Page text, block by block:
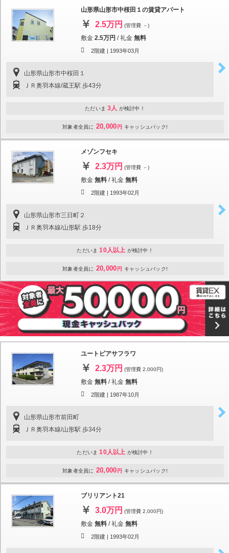
山形県山形市中桜田１の賃貸アパート
2.5万円 (管理費 －)
敷金 2.5万円 /礼金 無料
2階建 | 1993年03月
山形県山形市中桜田１
ＪＲ奥羽本線/蔵王駅 歩43分
ただいま 3人 が検討中！
対象者全員に 20,000 円 キャッシュバック!
メゾンフセキ
2.3万円 (管理費 －)
敷金 無料 /礼金 無料
2階建 | 1993年02月
山形県山形市三日町２
ＪＲ奥羽本線/山形駅 歩18分
ただいま 10人以上 が検討中！
対象者全員に 20,000 円 キャッシュバック!
ユートピアサフラワ
2.3万円 (管理費 2,000円)
敷金 無料 /礼金 無料
2階建 | 1987年10月
山形県山形市前田町
ＪＲ奥羽本線/山形駅 歩34分
ただいま 10人以上 が検討中！
対象者全員に 20,000 円 キャッシュバック!
ブリリアント21
3.0万円 (管理費 2,000円)
敷金 無料 /礼金 無料
2階建 | 1993年02月